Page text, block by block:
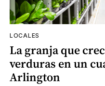
LOCALES
La granja que
verduras en un
Arlington